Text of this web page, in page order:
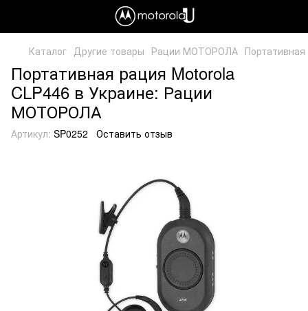
Каталог Другие товары Рации МОТОРОЛА
Портативная рация Motorola
CLP446 в Украине: Рации
МОТОРОЛА
Артикул: SP0252 Оставить отзыв